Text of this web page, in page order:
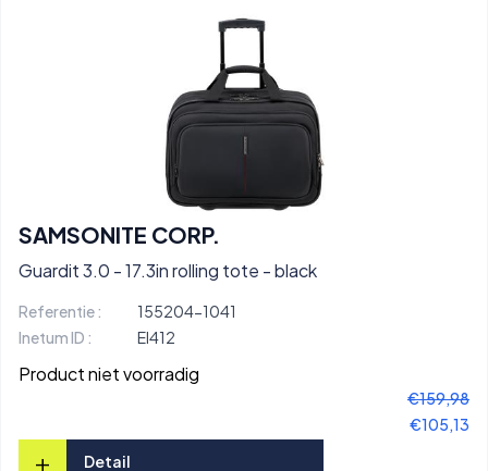
SAMSONITE CORP.
Guardit 3.0 - 17.3in rolling tote - black
Referentie :
155204-1041
Inetum ID :
EI412
Product niet voorradig
€159,98
€105,13
+ Detail